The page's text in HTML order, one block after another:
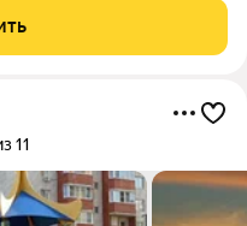
Квартира с черновой
окна и
11